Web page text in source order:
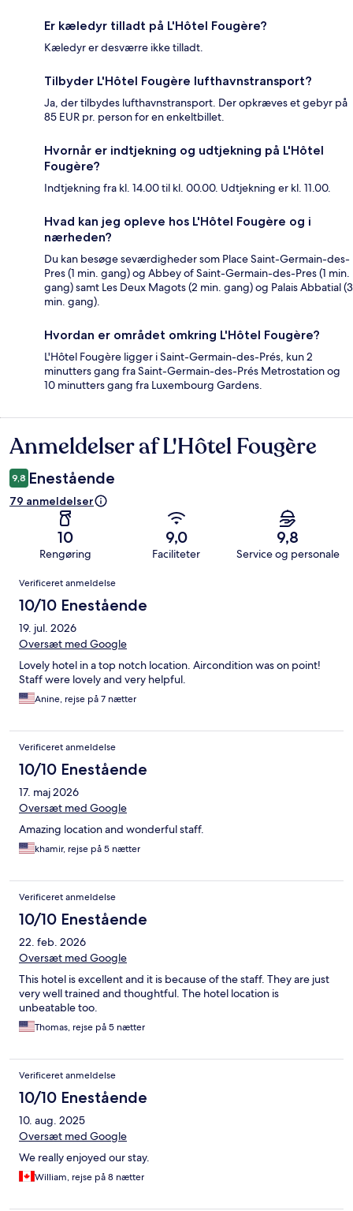
Er kæledyr tilladt på L'Hôtel Fougère?
Kæledyr er desværre ikke tilladt.
Tilbyder L'Hôtel Fougère lufthavnstransport?
Ja, der tilbydes lufthavnstransport. Der opkræves et gebyr på
85 EUR pr. person for en enkeltbillet.
Hvornår er indtjekning og udtjekning på L'Hôtel
Fougère?
Indtjekning fra kl. 14.00 til kl. 00.00. Udtjekning er kl. 11.00.
Hvad kan jeg opleve hos L'Hôtel Fougère og i
nærheden?
Du kan besøge seværdigheder som Place Saint-Germain-des-
Pres (1 min. gang) og Abbey of Saint-Germain-des-Pres (1 min.
gang) samt Les Deux Magots (2 min. gang) og Palais Abbatial (3
min. gang).
Hvordan er området omkring L'Hôtel Fougère?
L'Hôtel Fougère ligger i Saint-Germain-des-Prés, kun 2
minutters gang fra Saint-Germain-des-Prés Metrostation og
10 minutters gang fra Luxembourg Gardens.
Anmeldelser
Anmeldelser af L'Hôtel Fougère
9,8 Enestående
79 anmeldelser
10
Rengøring
9,0
Faciliteter
9,8
Service og personale
Anmeldelser
Verificeret anmeldelse
10/10 Enestående
19. jul. 2026
Oversæt med Google
Lovely hotel in a top notch location. Aircondition was on point!
Staff were lovely and very helpful.
Anine, rejse på 7 nætter
Verificeret anmeldelse
10/10 Enestående
17. maj 2026
Oversæt med Google
Amazing location and wonderful staff.
khamir, rejse på 5 nætter
Verificeret anmeldelse
10/10 Enestående
22. feb. 2026
Oversæt med Google
This hotel is excellent and it is because of the staff. They are just
very well trained and thoughtful. The hotel location is
unbeatable too.
Thomas, rejse på 5 nætter
Verificeret anmeldelse
10/10 Enestående
10. aug. 2025
Oversæt med Google
We really enjoyed our stay.
William, rejse på 8 nætter